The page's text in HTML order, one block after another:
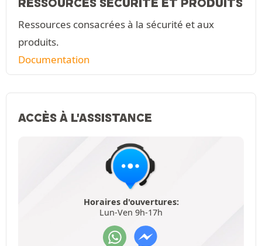
RESSOURCES SÉCURITÉ ET PRODUITS
Ressources consacrées à la sécurité et aux
produits.
Documentation
ACCÈS À L'ASSISTANCE
Horaires d'ouvertures:
Lun-Ven 9h-17h